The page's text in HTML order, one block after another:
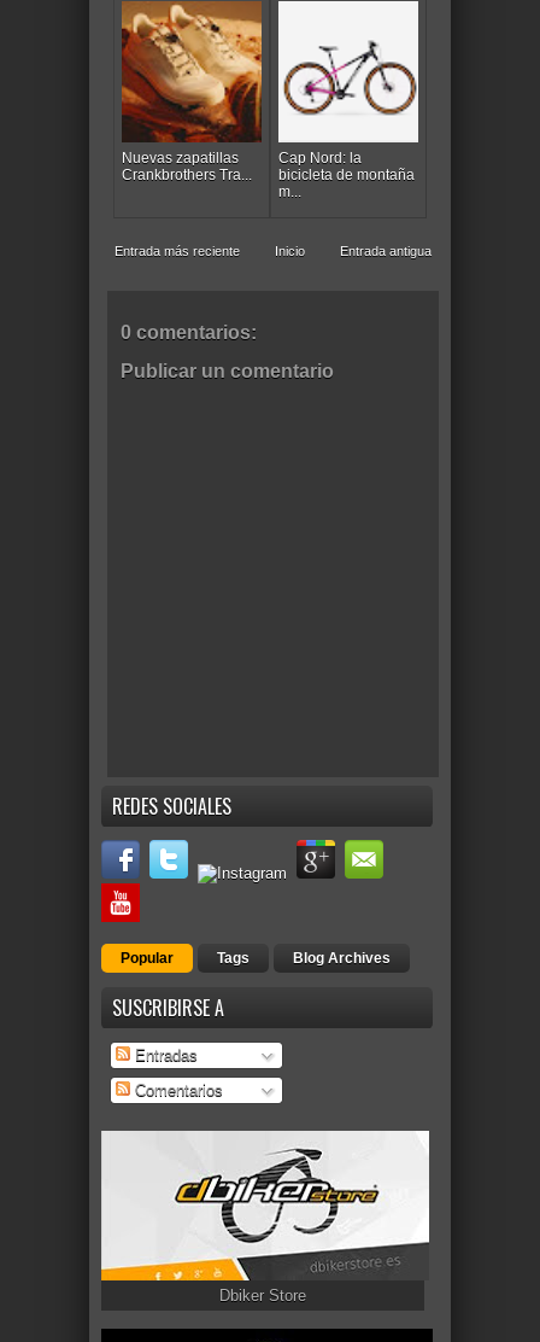
Nuevas zapatillas
Crankbrothers Tra...
Cap Nord: la
bicicleta de montaña
m...
Entrada más reciente Entrada antigua
Inicio
0 comentarios:
Publicar un comentario
REDES SOCIALES
Popular Tags Blog Archives
SUSCRIBIRSE A
Entradas
Comentarios
Dbiker Store